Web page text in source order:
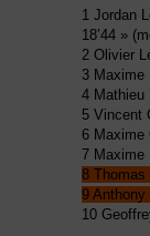
1 Jordan
18’44 »
2 Olivier
3 Maxime
4 Mathieu
5 Vincent
6 Maxime
7 Maxime
8 Thomas
9 Anthony
10